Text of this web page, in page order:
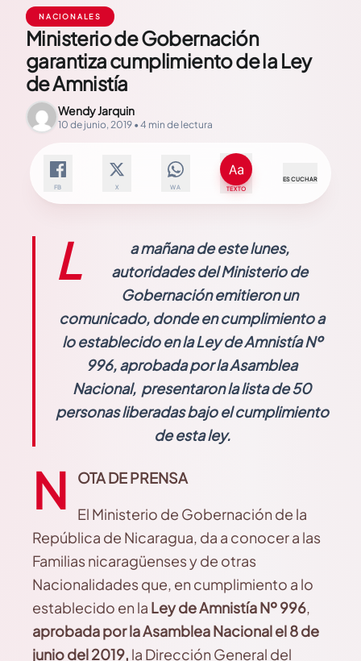
NACIONALES
Ministerio de Gobernación
garantiza cumplimiento de la Ley
de Amnistía
Wendy Jarquin
10 de junio, 2019 • 4 min de lectura
FB X WA TEXTO
ESCUCHAR
L
a mañana de este lunes,
autoridades del Ministerio de
Gobernación emitieron un
comunicado, donde en cumplimiento a
lo establecido en la Ley de Amnistía Nº
996, aprobada por la Asamblea
Nacional, presentaron la lista de 50
personas liberadas bajo el cumplimiento
de esta ley.
N
OTA DE PRENSA
El Ministerio de Gobernación de la
República de Nicaragua, da a conocer a las
Familias nicaragüenses y de otras
Nacionalidades que, en cumplimiento a lo
establecido en la Ley de Amnistía Nº 996,
aprobada por la Asamblea Nacional el 8 de
junio del 2019, la Dirección General del